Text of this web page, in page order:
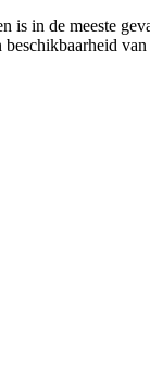
is in de meeste